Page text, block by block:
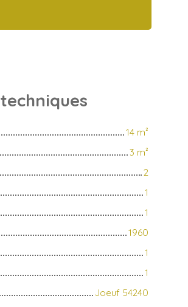
techniques
14 m²
3 m²
2
1
1
1960
1
1
Joeuf 54240